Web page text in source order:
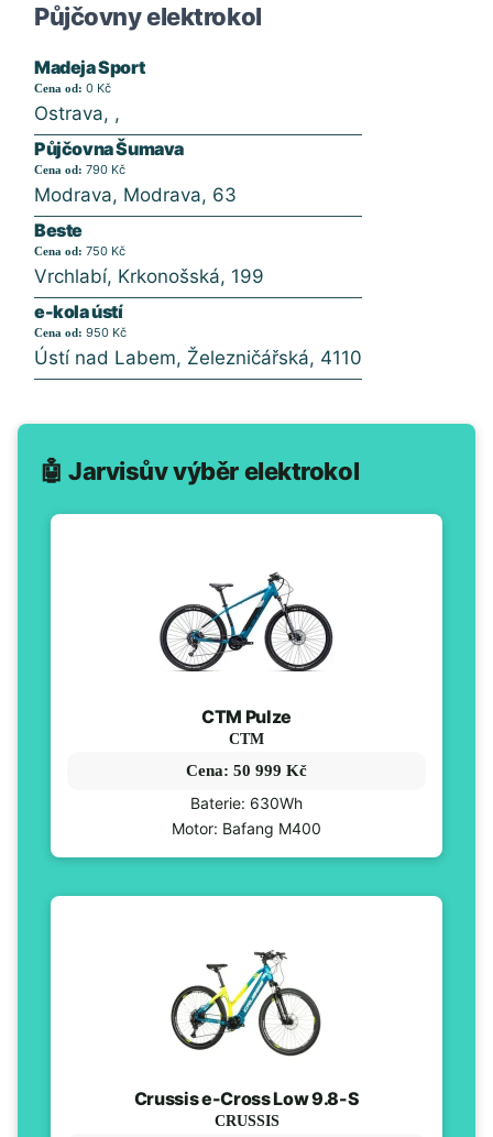
Půjčovny elektrokol
Madeja Sport
Cena od: 0 Kč
Ostrava, ,
Půjčovna Šumava
Cena od: 790 Kč
Modrava, Modrava, 63
Beste
Cena od: 750 Kč
Vrchlabí, Krkonošská, 199
e-kola ústí
Cena od: 950 Kč
Ústí nad Labem, Železničářská, 4110
🤖 Jarvisův výběr elektrokol
CTM Pulze
CTM
Cena: 50 999 Kč
Baterie: 630Wh
Motor: Bafang M400
Crussis e-Cross Low 9.8-S
CRUSSIS